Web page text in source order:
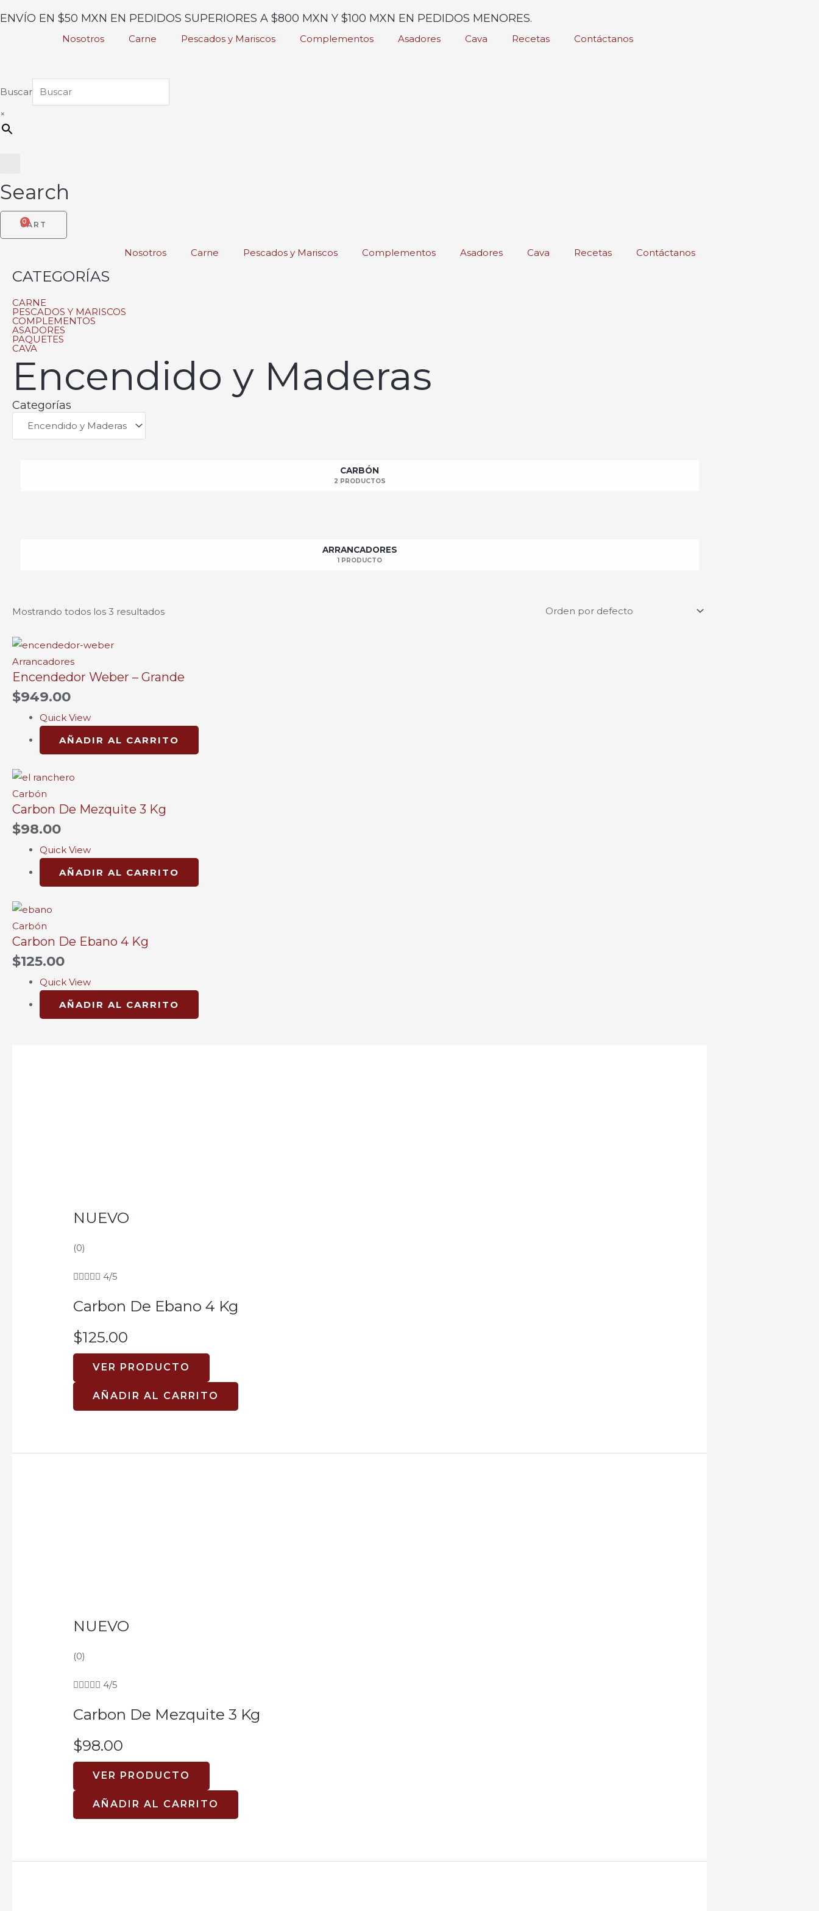
al
ENVÍO EN $50 MXN EN PEDIDOS SUPERIORES A $800 MXN Y $100 MXN EN PEDIDOS MENORES.
Nosotros Carne Pescados y Mariscos Complementos Asadores Cava Recetas Contáctanos
Buscar
×
Search
0
CART
Nosotros Carne Pescados y Mariscos Complementos Asadores Cava Recetas Contáctanos
CATEGORÍAS
CARNE
PESCADOS Y MARISCOS
COMPLEMENTOS
ASADORES
PAQUETES
CAVA
Encendido y Maderas
Categorías
CARBÓN
2 PRODUCTOS
ARRANCADORES
1 PRODUCTO
Mostrando todos los 3 resultados
Arrancadores
Encendedor Weber – Grande
$949.00
Quick View
AÑADIR AL CARRITO
Carbón
Carbon De Mezquite 3 Kg
$98.00
Quick View
AÑADIR AL CARRITO
Carbón
Carbon De Ebano 4 Kg
$125.00
Quick View
AÑADIR AL CARRITO
NUEVO
(0)
 4/5
Carbon De Ebano 4 Kg
$125.00
VER PRODUCTO
AÑADIR AL CARRITO
NUEVO
(0)
 4/5
Carbon De Mezquite 3 Kg
$98.00
VER PRODUCTO
AÑADIR AL CARRITO